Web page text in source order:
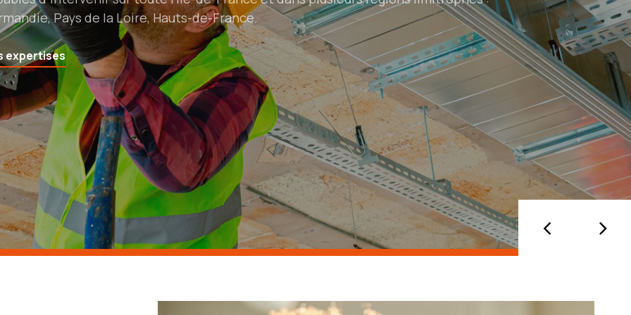
expertises techniques.
réalisations
Pays de la Loire, Hauts-de-France.
expertises
réalisations
engagements pris (réglementations, tarifs, planning) et de la qualité des ouvrages livrés.
expertises